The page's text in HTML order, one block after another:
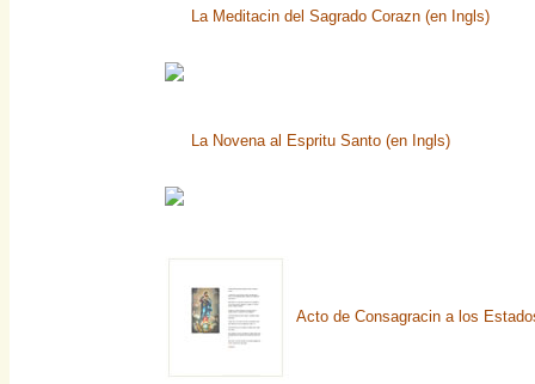
La Meditacin del Sagrado Corazn (en Ingls)
La Novena al Espritu Santo (en Ingls)
Acto de Consagracin a los